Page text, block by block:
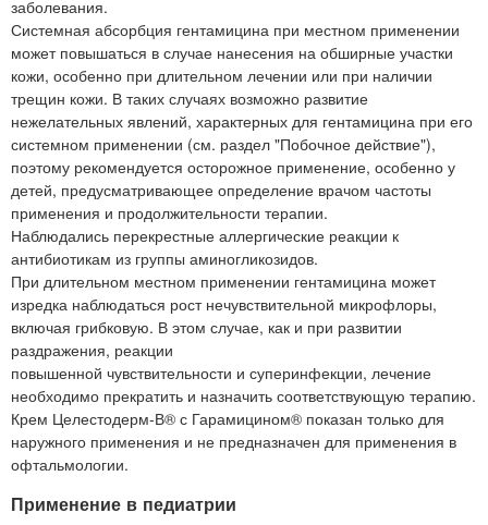
заболевания.
Системная абсорбция гентамицина при местном применении
может повышаться в случае нанесения на обширные участки
кожи, особенно при длительном лечении или при наличии
трещин кожи. В таких случаях возможно развитие
нежелательных явлений, характерных для гентамицина при его
системном применении (см. раздел "Побочное действие"),
поэтому рекомендуется осторожное применение, особенно у
детей, предусматривающее определение врачом частоты
применения и продолжительности терапии.
Наблюдались перекрестные аллергические реакции к
антибиотикам из группы аминогликозидов.
При длительном местном применении гентамицина может
изредка наблюдаться рост нечувствительной микрофлоры,
включая грибковую. В этом случае, как и при развитии
раздражения, реакции
повышенной чувствительности и суперинфекции, лечение
необходимо прекратить и назначить соответствующую терапию.
Крем Целестодерм-В® с Гарамицином® показан только для
наружного применения и не предназначен для применения в
офтальмологии.
Применение в педиатрии